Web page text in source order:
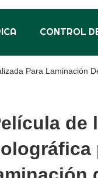
CONTROL
Para Laminación
de
de